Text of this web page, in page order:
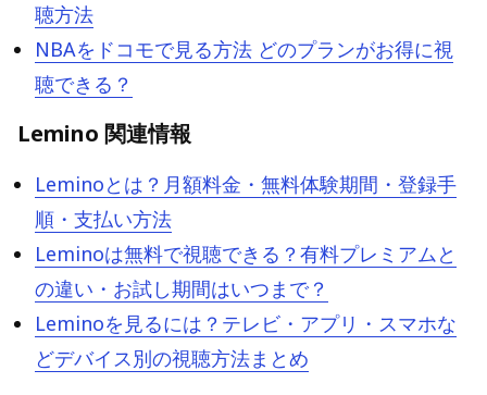
聴方法
NBAをドコモで見る方法 どのプランがお得に視
聴できる？
Lemino 関連情報
Leminoとは？月額料金・無料体験期間・登録手
順・支払い方法
Leminoは無料で視聴できる？有料プレミアムと
の違い・お試し期間はいつまで？
Leminoを見るには？テレビ・アプリ・スマホな
どデバイス別の視聴方法まとめ